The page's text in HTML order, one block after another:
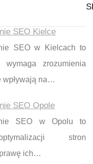
SEO Kielce
SEO w Kielcach to
wymaga zrozumienia
wpływają na…
SEO Opole
SEO w Opolu to
stron
ich…